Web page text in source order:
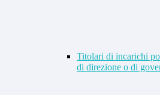
Titolari di incarichi
di direzione o di